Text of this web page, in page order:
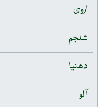
اروی
شلجم
دھنیا
آلو